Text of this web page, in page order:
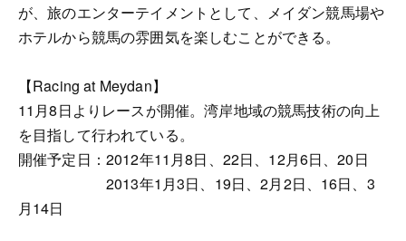
が、旅のエンターテイメントとして、メイダン競馬場や
ホテルから競馬の雰囲気を楽しむことができる。
【Racing at Meydan】
11月8日よりレースが開催。湾岸地域の競馬技術の向上
を目指して行われている。
開催予定日：2012年11月8日、22日、12月6日、20日
2013年1月3日、19日、2月2日、16日、3
月14日